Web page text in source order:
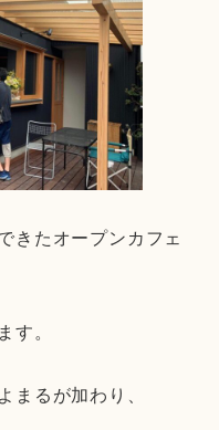
きたオープンカフェ
す。
まるが加わり、